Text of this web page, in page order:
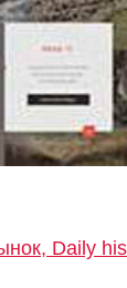
Daily